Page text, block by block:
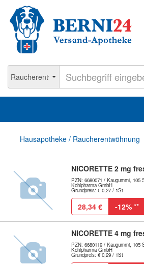
Hausapotheke / Raucherentwöhnung
NICORETTE 2 mg
PZN: 6680071 / Kaugummi, 105
Kohlpharma GmbH
Grundpreis: € 0,27 / 1St
28,34 € -12% **
NICORETTE 4 mg
PZN: 6680119 / Kaugummi, 105
Kohlpharma GmbH
Grundpreis: € 0,29 / 1St